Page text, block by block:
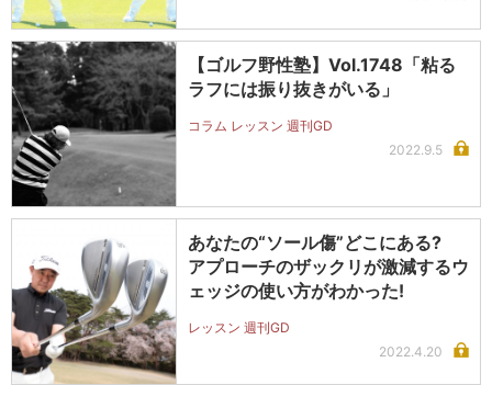
【ゴルフ野性塾】Vol.1748「粘る
ラフには振り抜きがいる」
コラム レッスン 週刊GD
2022.9.5
あなたの“ソール傷”どこにある?
アプローチのザックリが激減するウ
ェッジの使い方がわかった!
レッスン 週刊GD
2022.4.20